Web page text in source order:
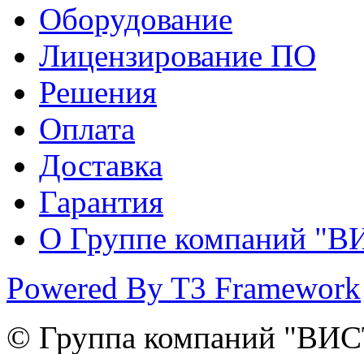
Оборудование
Лицензирование ПО
Решения
Оплата
Доставка
Гарантия
О Группе компаний
Powered By T3 Framework
© Группа компаний